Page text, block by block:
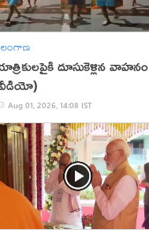
దూసుకెళ్లిన వాహనం
Aug 01, 2026, 14:08 IST